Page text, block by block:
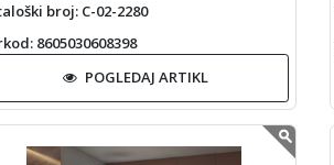
broj: C-02-2280
: 8605030608398
POGLEDAJ ARTIKL